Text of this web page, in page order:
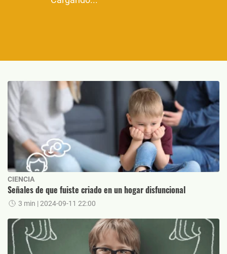
CIENCIA
Señales de que fuiste criado en un hogar disfuncional
3 min | 2024-09-11 22:00